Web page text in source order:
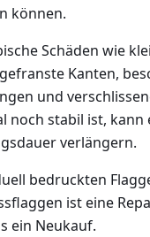
können.
Schäden wie
Kanten,
und
noch stabil ist, kann
verlängern.
bedruckten
ist eine
ein Neukauf.